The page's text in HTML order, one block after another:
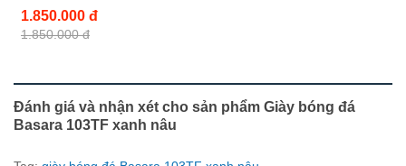
1.850.000 đ
1.850.000 đ
Đánh giá và nhận xét cho sản phẩm Giày bóng đá
Basara 103TF xanh nâu